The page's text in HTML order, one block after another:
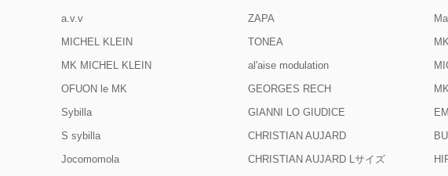
a.v.v
MICHEL KLEIN
MK MICHEL KLEIN
OFUON le MK
Sybilla
S sybilla
Jocomomola
ZAPA
TONEA
al'aise modulation
GEORGES RECH
GIANNI LO GIUDICE
CHRISTIAN AUJARD
CHRISTIAN AUJARD Lサイズ